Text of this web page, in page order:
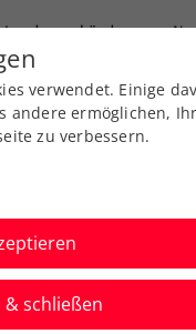
Landesverbände
Über uns
News
verwendet. Einige
andere ermöglichen,
zu verbessern.
schließen